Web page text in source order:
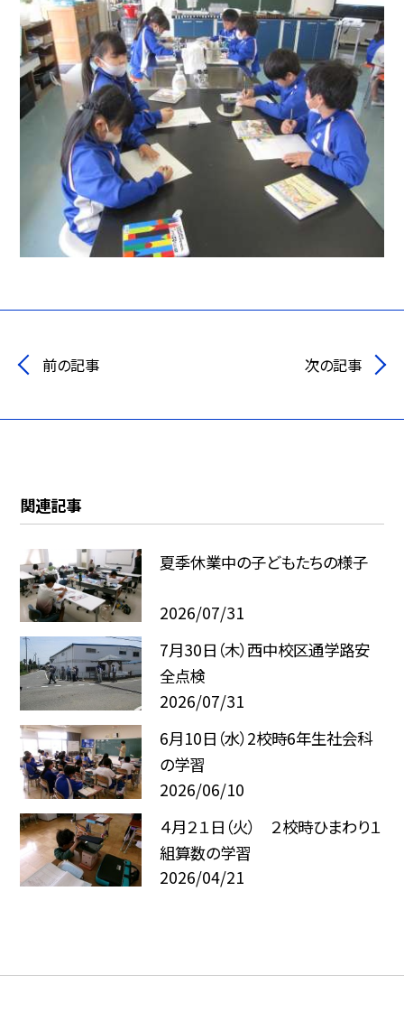
前の記事 次の記事
関連記事
夏季休業中の子どもたちの様子
2026/07/31
7月30日（木）西中校区通学路安
全点検
2026/07/31
6月10日（水）2校時6年生社会科
の学習
2026/06/10
４月２１日（火） ２校時ひまわり１
組算数の学習
2026/04/21